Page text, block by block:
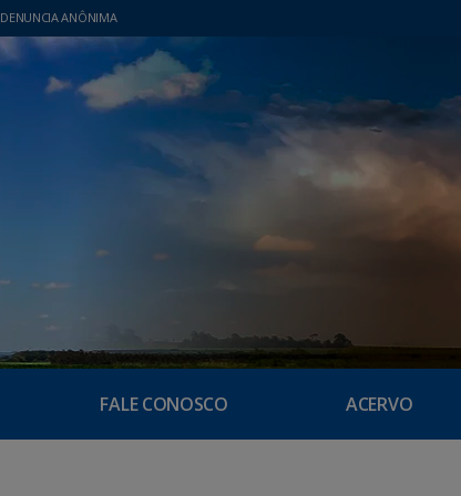
DENUNCIA ANÔNIMA
FALE CONOSCO ACERVO